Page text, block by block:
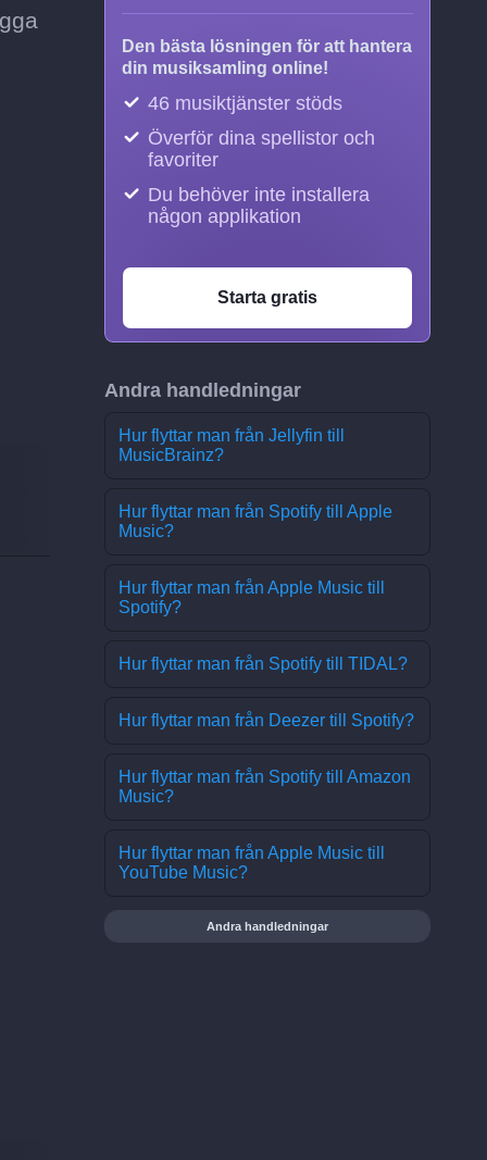
Den bästa lösningen för att hantera
din musiksamling online!
46 musiktjänster stöds
Överför dina spellistor och
favoriter
Du behöver inte installera
någon applikation
Starta gratis
Andra handledningar
Hur flyttar man från Jellyfin till
MusicBrainz?
Hur flyttar man från Spotify till Apple
Music?
Hur flyttar man från Apple Music till
Spotify?
Hur flyttar man från Spotify till TIDAL?
Hur flyttar man från Deezer till Spotify?
Hur flyttar man från Spotify till Amazon
Music?
Hur flyttar man från Apple Music till
YouTube Music?
Andra handledningar